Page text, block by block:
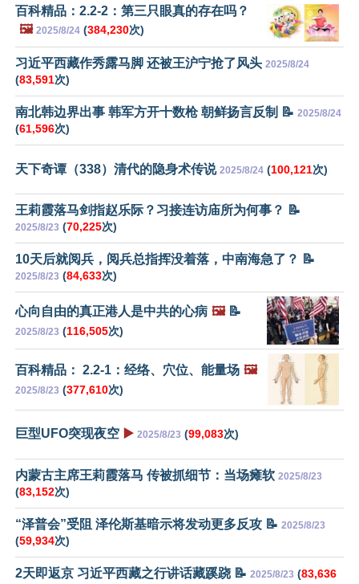
百科精品：2.2-2：第三只眼真的存在吗？
🖼️ 2025/8/24 (384,230次)
习近平西藏作秀露马脚 还被王沪宁抢了风头 2025/8/24
(83,591次)
南北韩边界出事 韩军方开十数枪 朝鲜扬言反制 📝 2025/8/24
(61,596次)
天下奇谭（338）清代的隐身术传说 2025/8/24 (100,121次)
王莉霞落马剑指赵乐际？习接连访庙所为何事？ 📝
2025/8/23 (70,225次)
10天后就阅兵，阅兵总指挥没着落，中南海急了？ 📝
2025/8/23 (84,633次)
心向自由的真正港人是中共的心病 🖼️📝
2025/8/23 (116,505次)
百科精品： 2.2-1：经络、穴位、能量场 🖼️
2025/8/23 (377,610次)
巨型UFO突现夜空 ▶️ 2025/8/23 (99,083次)
内蒙古主席王莉霞落马 传被抓细节：当场瘫软 2025/8/23
(83,152次)
“泽普会”受阻 泽伦斯基暗示将发动更多反攻 📝 2025/8/23
(59,934次)
2天即返京 习近平西藏之行讲话藏蹊跷 📝 2025/8/23 (83,636